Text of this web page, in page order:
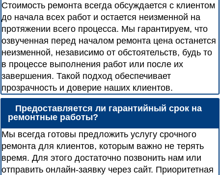
Стоимость ремонта всегда обсуждается с клиентом
до начала всех работ и остается неизменной на
протяжении всего процесса. Мы гарантируем, что
озвученная перед началом ремонта цена останется
неизменной, независимо от обстоятельств, будь то
в процессе выполнения работ или после их
завершения. Такой подход обеспечивает
прозрачность и доверие наших клиентов.
Предоставляется ли гарантийный срок на
ремонтные работы?
Мы всегда готовы предложить услугу срочного
ремонта для клиентов, которым важно не терять
время. Для этого достаточно позвонить нам или
отправить онлайн-заявку через сайт. Приоритетная